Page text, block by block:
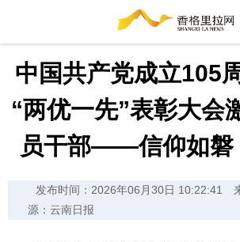
中国共产党成立105
“两优一先”表彰大会
员干部——信仰如磐
发布时间：2026年06月30日 10:22:41
源：云南日报